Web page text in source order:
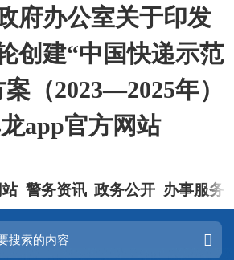
府办公室关于印发
创建“中国快递示范
（2023—2025年）
app官方网站
警务资讯 政务公开 办事服务